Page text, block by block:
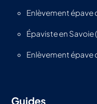
Enlèvement épave
Épaviste en Savoie
Enlèvement épave
Guides